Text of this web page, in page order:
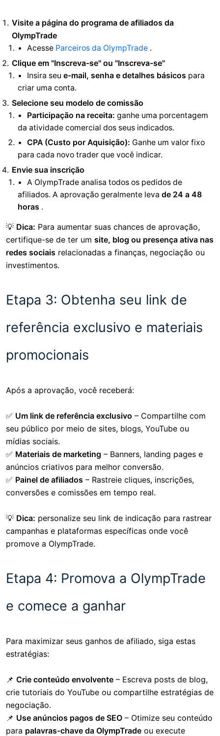
Visite a página do programa de afiliados da
OlympTrade
Acesse Parceiros da OlympTrade .
Clique em "Inscreva-se" ou "Inscreva-se"
Insira seu e-mail, senha e detalhes básicos para
criar uma conta.
Selecione seu modelo de comissão
Participação na receita: ganhe uma porcentagem
da atividade comercial dos seus indicados.
CPA (Custo por Aquisição): Ganhe um valor fixo
para cada novo trader que você indicar.
Envie sua inscrição
A OlympTrade analisa todos os pedidos de
afiliados. A aprovação geralmente leva de 24 a 48
horas .
💡 Dica: Para aumentar suas chances de aprovação,
certifique-se de ter um site, blog ou presença ativa nas
redes sociais relacionadas a finanças, negociação ou
investimentos.
Etapa 3: Obtenha seu link de
referência exclusivo e materiais
promocionais
Após a aprovação, você receberá:
✅ Um link de referência exclusivo – Compartilhe com
seu público por meio de sites, blogs, YouTube ou
mídias sociais.
✅ Materiais de marketing – Banners, landing pages e
anúncios criativos para melhor conversão.
✅ Painel de afiliados – Rastreie cliques, inscrições,
conversões e comissões em tempo real.
💡 Dica: personalize seu link de indicação para rastrear
campanhas e plataformas específicas onde você
promove a OlympTrade.
Etapa 4: Promova a OlympTrade
e comece a ganhar
Para maximizar seus ganhos de afiliado, siga estas
estratégias:
📌 Crie conteúdo envolvente – Escreva posts de blog,
crie tutoriais do YouTube ou compartilhe estratégias de
negociação.
📌 Use anúncios pagos de SEO – Otimize seu conteúdo
para palavras-chave da OlympTrade ou execute